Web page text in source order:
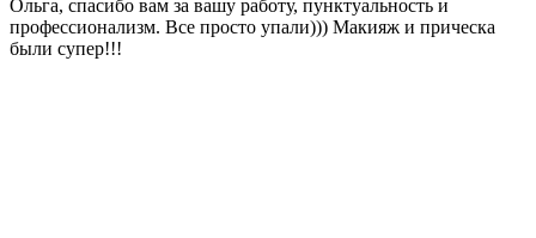
Ольга, спасибо вам за вашу работу, пунктуальность и
профессионализм. Все просто упали))) Макияж и прическа
были супер!!!